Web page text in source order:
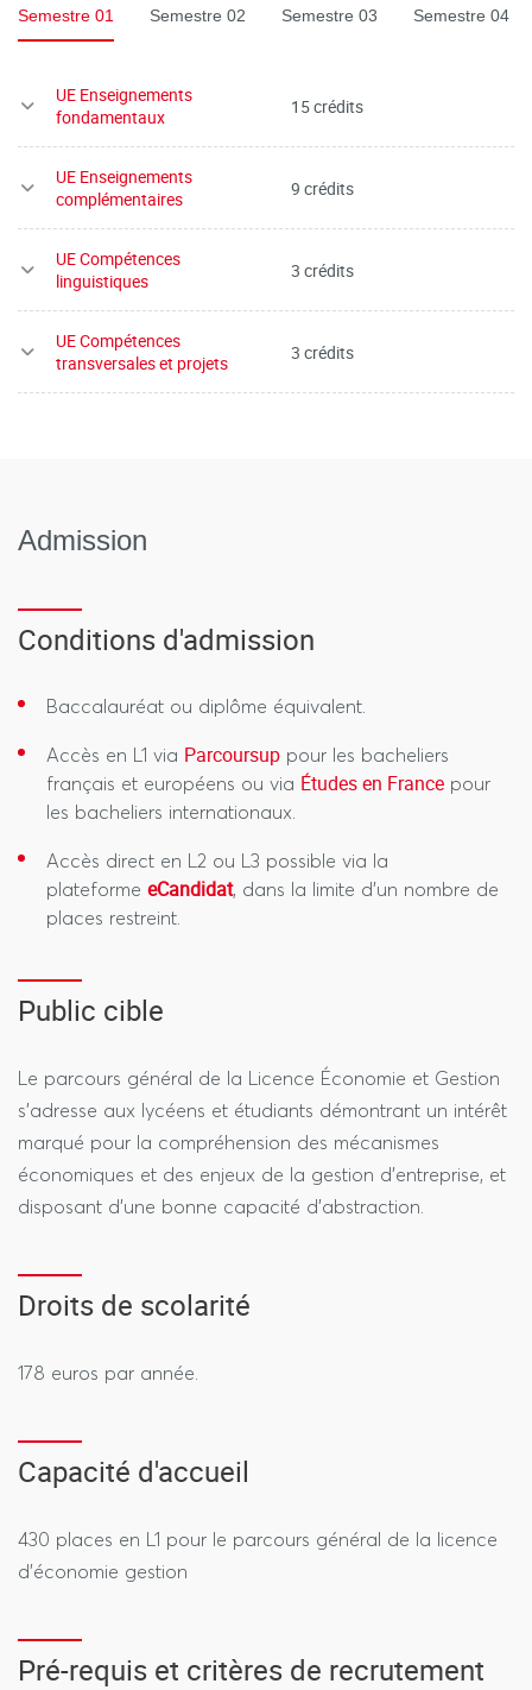
Semestre 01 Semestre 02 Semestre 03 Semestre 04
UE Enseignements
fondamentaux
15 crédits
UE Enseignements
complémentaires
9 crédits
UE Compétences
linguistiques
3 crédits
UE Compétences
transversales et projets
3 crédits
Admission
Conditions d'admission
Baccalauréat ou diplôme équivalent.
Accès en L1 via Parcoursup pour les bacheliers
français et européens ou via Études en France pour
les bacheliers internationaux.
Accès direct en L2 ou L3 possible via la
plateforme eCandidat, dans la limite d'un nombre de
places restreint.
Public cible
Le parcours général de la Licence Économie et Gestion
s'adresse aux lycéens et étudiants démontrant un intérêt
marqué pour la compréhension des mécanismes
économiques et des enjeux de la gestion d'entreprise, et
disposant d’une bonne capacité d’abstraction.
Droits de scolarité
178 euros par année.
Capacité d'accueil
430 places en L1 pour le parcours général de la licence
d’économie gestion
Pré-requis et critères de recrutement